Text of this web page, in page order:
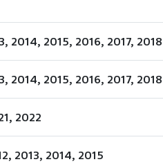
2014, 2015, 2016, 2017, 2018
2014, 2015, 2016, 2017, 2018
2022
2013, 2014, 2015